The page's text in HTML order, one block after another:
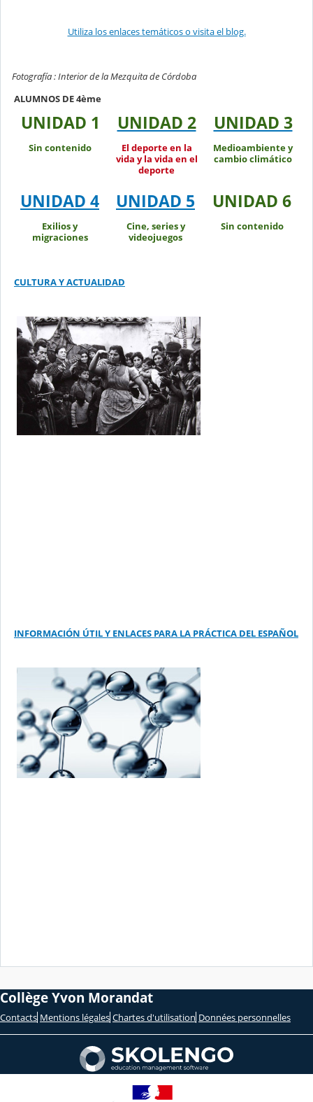
Utiliza los enlaces temáticos o visita el blog.
Fotografía : Interior de la Mezquita de Córdoba
ALUMNOS DE 4ème
UNIDAD 1
Sin contenido
UNIDAD 2
El deporte en la
vida y la vida en el
deporte
UNIDAD 3
Medioambiente y
cambio climático
UNIDAD 4
Exilios y
migraciones
UNIDAD 5
Cine, series y
videojuegos
UNIDAD 6
Sin contenido
CULTURA Y ACTUALIDAD
INFORMACIÓN ÚTIL Y ENLACES PARA LA PRÁCTICA DEL ESPAÑOL
Collège Yvon Morandat
Contacts Mentions légales Chartes d'utilisation Données personnelles